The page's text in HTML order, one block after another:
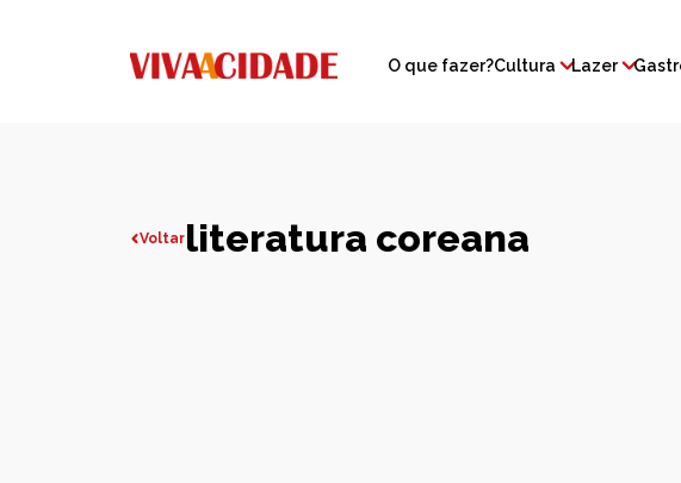
O que fazer?Cultura Lazer
Voltarliteratura coreana